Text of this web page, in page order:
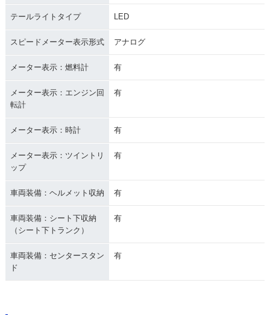
テールライトタイプ LED
スピードメーター表示形式 アナログ
メーター表示：燃料計 有
メーター表示：エンジン回
転計
有
メーター表示：時計 有
メーター表示：ツイントリ
ップ
有
車両装備：ヘルメット収納 有
車両装備：シート下収納
（シート下トランク）
有
車両装備：センタースタン
ド
有